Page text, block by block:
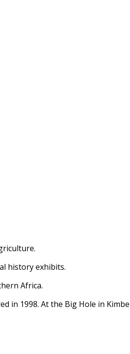
history exhibits.
Africa.
in 1998. At the Big Hole in